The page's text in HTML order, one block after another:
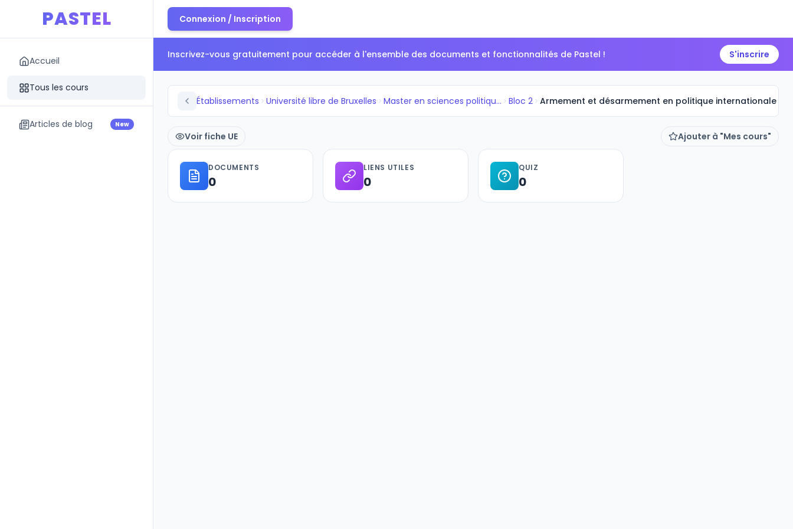
PASTEL
Accueil
Tous les cours
Articles de blog New
Connexion / Inscription
Inscrivez-vous gratuitement pour accéder à l'ensemble des documents et fonctionnalités de Pastel ! S'inscrire
Établissements Université libre de Bruxelles Master en sciences politiques,... Bloc 2 Armement et désarmement en politique internationale
Voir fiche UE Ajouter à "Mes cours"
DOCUMENTS
0
LIENS UTILES
0
QUIZ
0